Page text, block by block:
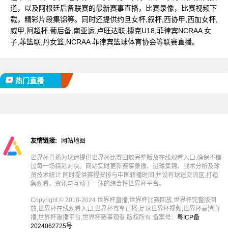
道，以及阿根廷后备联赛的最新赛事直播，比赛录像，比赛视频下
载，精彩片段集锦等。同时还提供约旦女杯,叙杯,西协甲,西加女杯,
威甲,阿超杯,葡后备,南亚运,卢旺达联,捷克U18,菲律宾NCRAA 女
子,菲篮联,丹女篮,NCRAA 菲律宾篮球体育协会等联赛直播。
热门直播
友情链接: 网站地图
世界杯直播为球迷提供世界杯比赛回放完整版及在线观看入口,确保不错
过每一场精彩对决。网站实时更新赛事录像、进球集锦、战术分析及球
员技术统计,同时提供赛程安排与中国转播时间,并设有球迷交流区,打造
集观看、资讯与互动于一体的综合性世界杯平台。
Copyright © 2018-2024 世界杯直播,世界杯比赛回放,世界杯完整版回
放,世界杯在线观看入口,世界杯赛事直播,足球世界杯视频,世界杯高清直
播,世界杯重播平台,世界杯赛事观看 版权所有 备案号： 粤ICP备
2024062725号